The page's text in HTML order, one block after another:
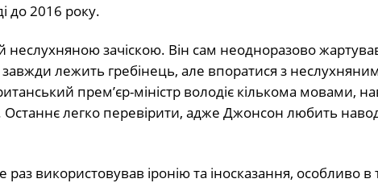
до 2016 року.
зачіскою. Він сам неодноразово
лежить гребінець, але впоратися з
прем’єр-міністр володіє кількома мовами,
Останнє легко перевірити, адже Джонсон любить
використовував іронію та іносказання, особливо в